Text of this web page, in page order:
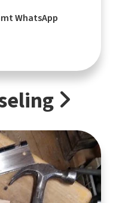
WhatsApp